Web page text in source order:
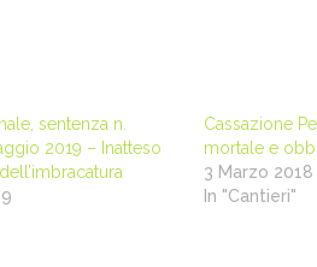
sentenza n.
2019 – Inatteso
Cassazione
mortale e
3 Marzo 2018
In "Cantieri"